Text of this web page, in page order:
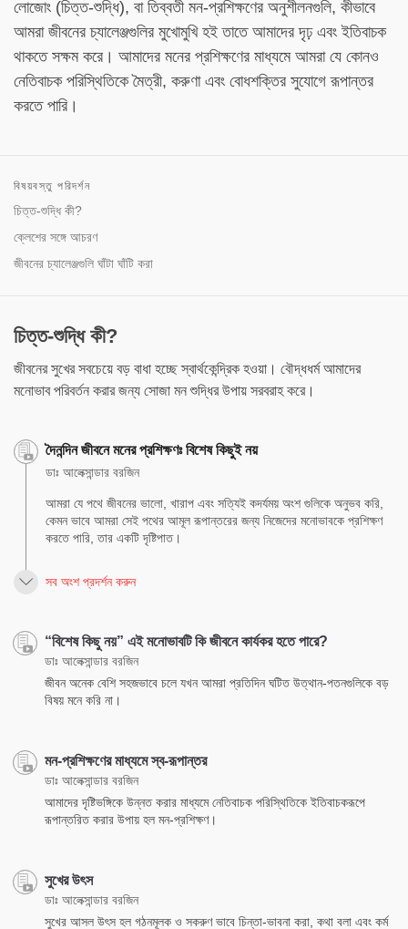
লোজোং (চিত্ত-শুদ্ধি), বা তিব্বতী মন-প্রশিক্ষণের অনুশীলনগুলি, কীভাবে
আমরা জীবনের চ্যালেঞ্জগুলির মুখোমুখি হই তাতে আমাদের দৃঢ় এবং ইতিবাচক
থাকতে সক্ষম করে। আমাদের মনের প্রশিক্ষণের মাধ্যমে আমরা যে কোনও
নেতিবাচক পরিস্থিতিকে মৈত্রী, করুণা এবং বোধশক্তির সুযোগে রূপান্তর
করতে পারি।
বিষয়বস্তু পরিদর্শন
চিত্ত-শুদ্ধি কী?
ক্লেশের সঙ্গে আচরণ
জীবনের চ্যালেঞ্জগুলি ঘাঁটা ঘাঁটি করা
চিত্ত-শুদ্ধি কী?
জীবনের সুখের সবচেয়ে বড় বাধা হচ্ছে স্বার্থকেন্দ্রিক হওয়া। বৌদ্ধধর্ম আমাদের
মনোভাব পরিবর্তন করার জন্য সোজা মন শুদ্ধির উপায় সরবরাহ করে।
দৈনন্দিন জীবনে মনের প্রশিক্ষণঃ বিশেষ কিছুই নয়
ডাঃ আলেক্সান্ডার বরজিন
আমরা যে পথে জীবনের ভালো, খারাপ এবং সত্যিই কদর্যময় অংশ গুলিকে অনুভব করি,
কেমন ভাবে আমরা সেই পথের আমূল রূপান্তরের জন্য নিজেদের মনোভাবকে প্রশিক্ষণ
করতে পারি, তার একটি দৃষ্টিপাত।
সব অংশ প্রদর্শন করুন
“বিশেষ কিছু নয়” এই মনোভাবটি কি জীবনে কার্যকর হতে পারে?
ডাঃ আলেক্সান্ডার বরজিন
জীবন অনেক বেশি সহজভাবে চলে যখন আমরা প্রতিদিন ঘটিত উত্থান-পতনগুলিকে বড়
বিষয় মনে করি না।
মন-প্রশিক্ষণের মাধ্যমে স্ব-রূপান্তর
ডাঃ আলেক্সান্ডার বরজিন
আমাদের দৃষ্টিভঙ্গিকে উন্নত করার মাধ্যমে নেতিবাচক পরিস্থিতিকে ইতিবাচকরূপে
রূপান্তরিত করার উপায় হল মন-প্রশিক্ষণ।
সুখের উৎস
ডাঃ আলেক্সান্ডার বরজিন
সুখের আসল উৎস হল গঠনমূলক ও সকরুণ ভাবে চিন্তা-ভাবনা করা, কথা বলা এবং কর্ম